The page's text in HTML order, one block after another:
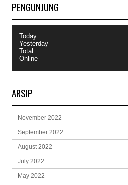
PENGUNJUNG
Today
Yesterday
Total
Online
ARSIP
November 2022
September 2022
August 2022
July 2022
May 2022